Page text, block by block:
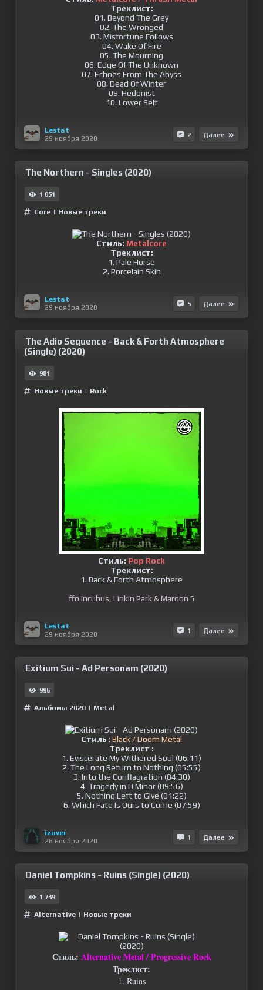
Треклист:
01. Beyond The Grey
02. The Wronged
03. Misfortune Follows
04. Wake Of Fire
05. The Mourning
06. Edge Of The Unknown
07. Echoes From The Abyss
08. Dead Of Winter
09. Hedonist
10. Lower Self
Lestat
29 ноября 2020
2 Далее
The Northern - Singles (2020)
1 051
Сore | Новые треки
Стиль: Metalcore
Треклист:
1. Pale Horse
2. Porcelain Skin
Lestat
29 ноября 2020
5 Далее
The Adio Sequence - Back & Forth Atmosphere
(Single) (2020)
981
Новые треки | Rock
Стиль: Pop Rock
Треклист:
1. Back & Forth Atmosphere
ffo Incubus, Linkin Park & Maroon 5
Lestat
29 ноября 2020
1 Далее
Exitium Sui - Ad Personam (2020)
996
Альбомы 2020 | Metal
Стиль : Black / Doom Metal
Треклист :
1. Eviscerate My Withered Soul (06:11)
2. The Long Return to Nothing (05:55)
3. Into the Conflagration (04:30)
4. Tragedy in D Minor (09:56)
5. Nothing Left to Give (01:22)
6. Which Fate Is Ours to Come (07:59)
izuver
28 ноября 2020
1 Далее
Daniel Tompkins - Ruins (Single) (2020)
1 739
Alternative | Новые треки
Стиль: Alternative Metal / Progressive Rock
Треклист:
1. Ruins